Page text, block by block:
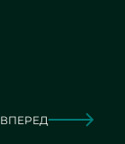
ВПЕРЕД